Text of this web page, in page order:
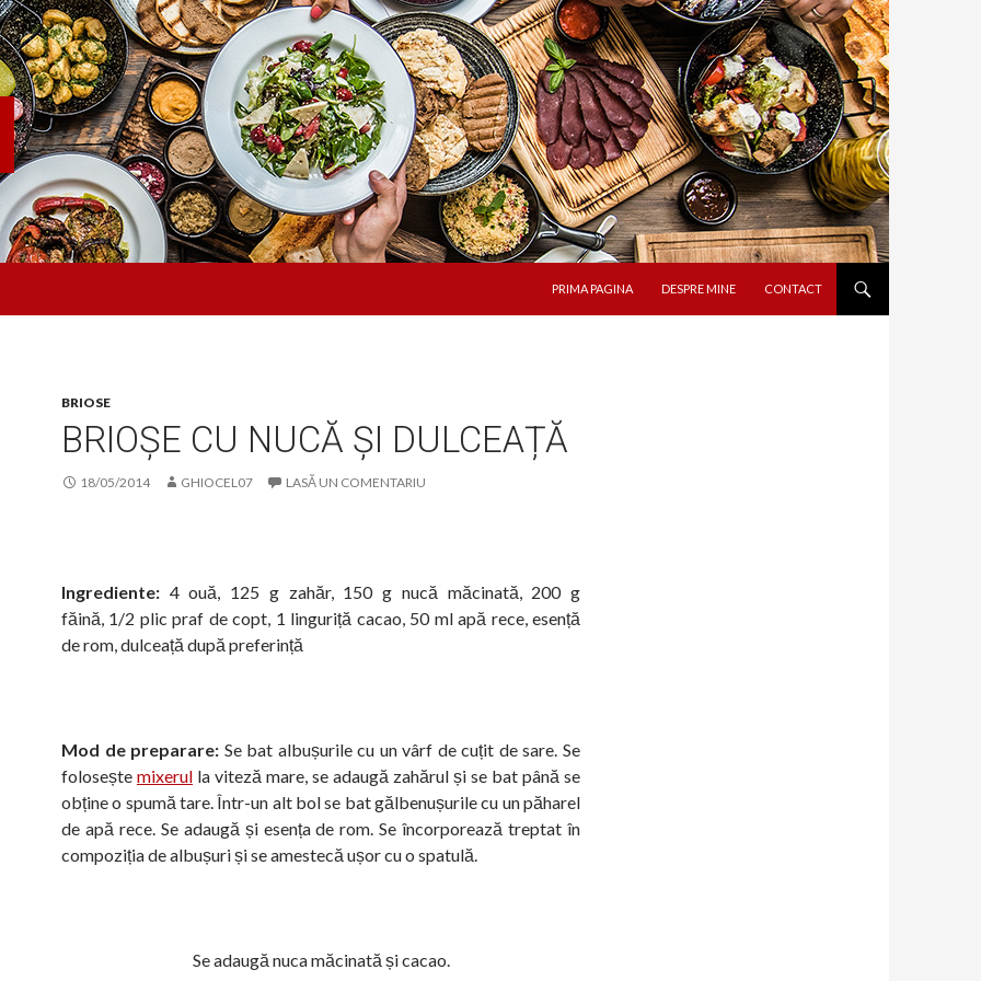
PRIMA PAGINA
DESPRE MINE CONTACT
BRIOSE
BRIOȘE CU NUCĂ ȘI DULCEAȚĂ
18/05/2014 GHIOCEL07 LASĂ UN COMENTARIU
Ingrediente: 4 ouă, 125 g zahăr, 150 g nucă măcinată, 200 g
făină, 1/2 plic praf de copt, 1 linguriță cacao, 50 ml apă rece, esență
de rom, dulceață după preferință
Mod de preparare: Se bat albușurile cu un vârf de cuțit de sare. Se
folosește mixerul la viteză mare, se adaugă zahărul și se bat până se
obține o spumă tare. Într-un alt bol se bat gălbenușurile cu un păharel
de apă rece. Se adaugă și esența de rom. Se încorporează treptat în
compoziția de albușuri și se amestecă ușor cu o spatulă.
Se adaugă nuca măcinată și cacao.